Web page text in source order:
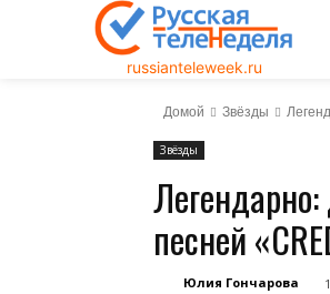
russianteleweek.ru
Домой Звёзды
Звёзды
песней
Юлия Гончарова